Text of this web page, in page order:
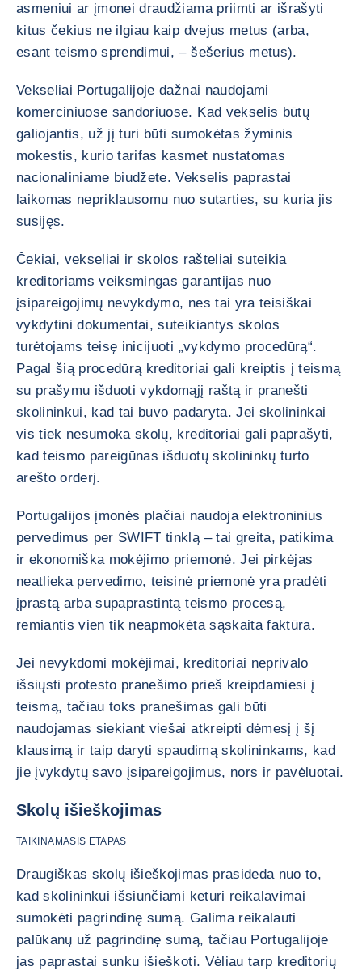
asmeniui ar įmonei draudžiama priimti ar išrašyti
kitus čekius ne ilgiau kaip dvejus metus (arba,
esant teismo sprendimui, – šešerius metus).
Vekseliai Portugalijoje dažnai naudojami
komerciniuose sandoriuose. Kad vekselis būtų
galiojantis, už jį turi būti sumokėtas žyminis
mokestis, kurio tarifas kasmet nustatomas
nacionaliniame biudžete. Vekselis paprastai
laikomas nepriklausomu nuo sutarties, su kuria jis
susijęs.
Čekiai, vekseliai ir skolos rašteliai suteikia
kreditoriams veiksmingas garantijas nuo
įsipareigojimų nevykdymo, nes tai yra teisiškai
vykdytini dokumentai, suteikiantys skolos
turėtojams teisę inicijuoti „vykdymo procedūrą“.
Pagal šią procedūrą kreditoriai gali kreiptis į teismą
su prašymu išduoti vykdomąjį raštą ir pranešti
skolininkui, kad tai buvo padaryta. Jei skolininkai
vis tiek nesumoka skolų, kreditoriai gali paprašyti,
kad teismo pareigūnas išduotų skolininkų turto
arešto orderį.
Portugalijos įmonės plačiai naudoja elektroninius
pervedimus per SWIFT tinklą – tai greita, patikima
ir ekonomiška mokėjimo priemonė. Jei pirkėjas
neatlieka pervedimo, teisinė priemonė yra pradėti
įprastą arba supaprastintą teismo procesą,
remiantis vien tik neapmokėta sąskaita faktūra.
Jei nevykdomi mokėjimai, kreditoriai neprivalo
išsiųsti protesto pranešimo prieš kreipdamiesi į
teismą, tačiau toks pranešimas gali būti
naudojamas siekiant viešai atkreipti dėmesį į šį
klausimą ir taip daryti spaudimą skolininkams, kad
jie įvykdytų savo įsipareigojimus, nors ir pavėluotai.
Skolų išieškojimas
TAIKINAMASIS ETAPAS
Draugiškas skolų išieškojimas prasideda nuo to,
kad skolininkui išsiunčiami keturi reikalavimai
sumokėti pagrindinę sumą. Galima reikalauti
palūkanų už pagrindinę sumą, tačiau Portugalijoje
jas paprastai sunku išieškoti. Vėliau tarp kreditorių